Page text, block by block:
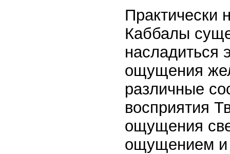
Практически
Каббалы
насладиться
ощущения
различные
восприятия
ощущения
ощущением и